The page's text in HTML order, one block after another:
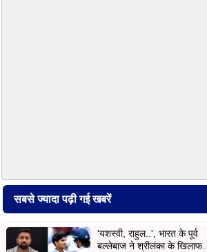
सबसे ज्यादा पढ़ी गई खबरें
'यशस्वी, राहुल..', भारत के पूर्व
बल्लेबाज ने श्रीलंका के खिलाफ…